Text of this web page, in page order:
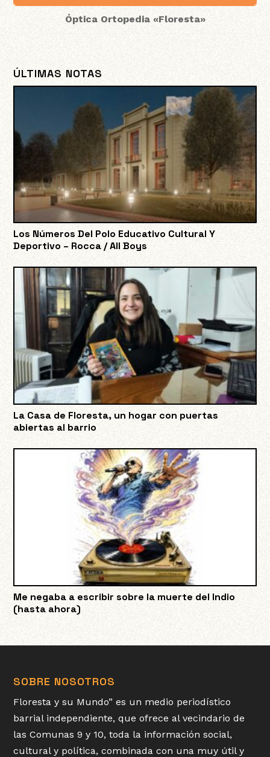
Óptica Ortopedia «Floresta»
ÚLTIMAS NOTAS
Los Números Del Polo Educativo Cultural Y
Deportivo – Rocca / All Boys
La Casa de Floresta, un hogar con puertas
abiertas al barrio
Me negaba a escribir sobre la muerte del Indio
(hasta ahora)
SOBRE NOSOTROS
Floresta y su Mundo” es un medio periodístico
barrial independiente, que ofrece al vecindario de
las Comunas 9 y 10, toda la información social,
cultural y política, combinada con una muy útil y